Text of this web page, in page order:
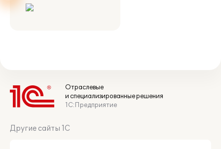
Отраслевые
и специализированные решения
1С:Предприятие
Другие сайты 1С